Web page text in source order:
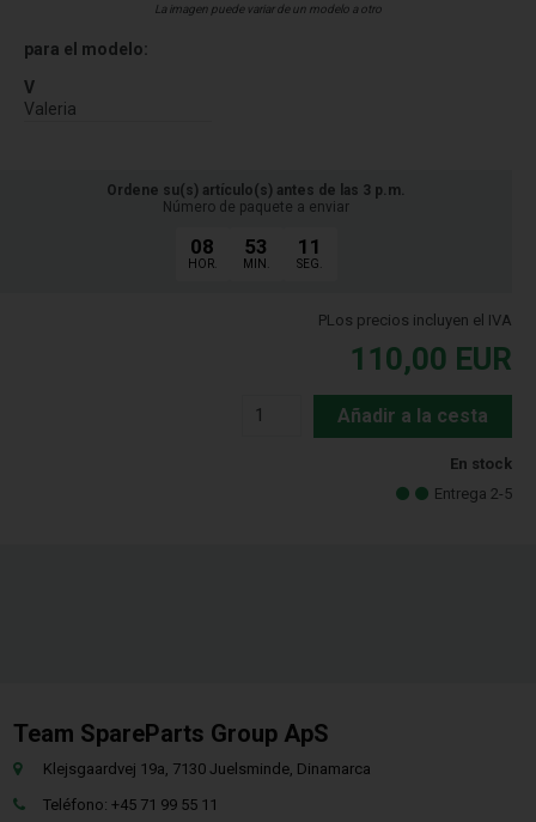
La imagen puede variar de un modelo a otro
para el modelo:
V
Valeria
Ordene su(s) artículo(s) antes de las 3 p.m.
Número de paquete a enviar
08
HOR.
53
MIN.
10
SEG.
PLos precios incluyen el IVA
110,00 EUR
Añadir a la cesta
En stock
Entrega 2-5
Team SpareParts Group ApS
Klejsgaardvej 19a, 7130 Juelsminde, Dinamarca
Teléfono: +45 71 99 55 11